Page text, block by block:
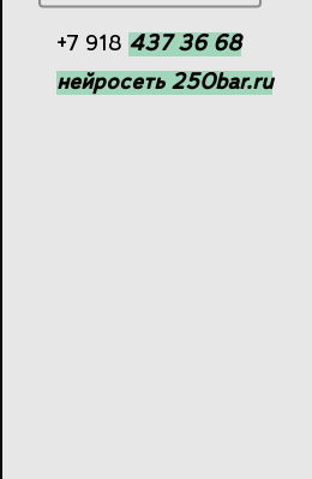
Позвонить
+7 918 437 36 68
нейросеть 250bar.ru